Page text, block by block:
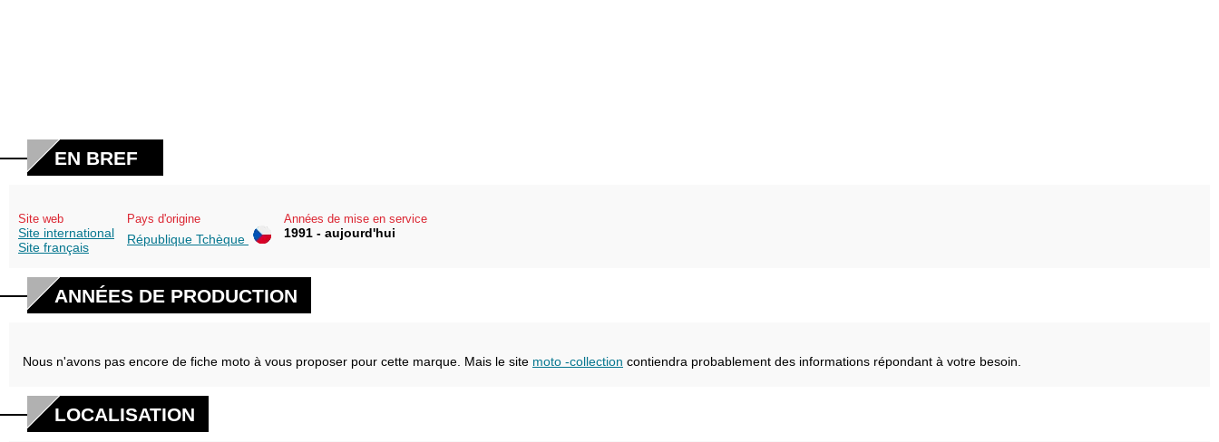
EN BREF
Site web
Site international
Site français
Pays d'origine
République Tchèque
Années de mise en service
1991 - aujourd'hui
ANNÉES DE PRODUCTION
Nous n'avons pas encore de fiche moto à vous proposer pour cette marque. Mais le site moto -collection contiendra probablement des informations répondant à votre besoin.
LOCALISATION